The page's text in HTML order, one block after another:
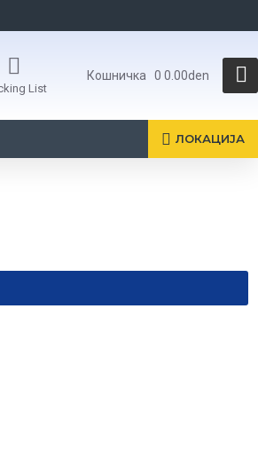
List
Кошничка 0 0.00den
ЛОКАЦИЈА